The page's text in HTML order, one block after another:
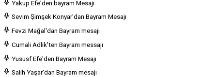
Yakup Efe'den bayram Mesajı
Sevim Şimşek Konyar'dan Bayram Mesajı
Fevzi Mağal'dan Bayram mesajı
Cumali Adlik'ten Bayram messajı
Yususf Efe'den Bayram Mesajı
Salih Yaşar'dan Bayram mesajı